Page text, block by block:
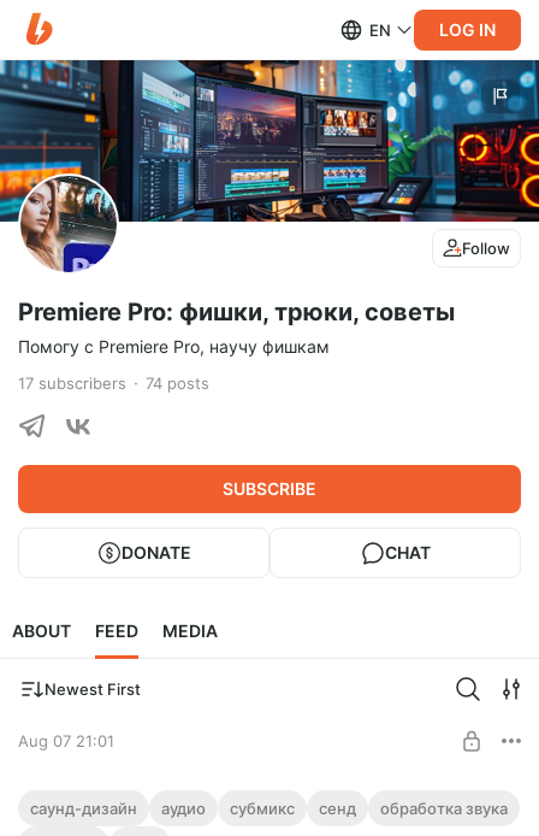
EN LOG IN
Follow
Premiere Pro: фишки, трюки, советы
Помогу с Premiere Pro, научу фишкам
17 subscribers 74 posts
SUBSCRIBE
DONATE CHAT
ABOUT FEED MEDIA
Newest First
Aug 07 21:01
Саунд-дизайн: как добавить
саунд-дизайн аудио субмикс сенд
обработка звука